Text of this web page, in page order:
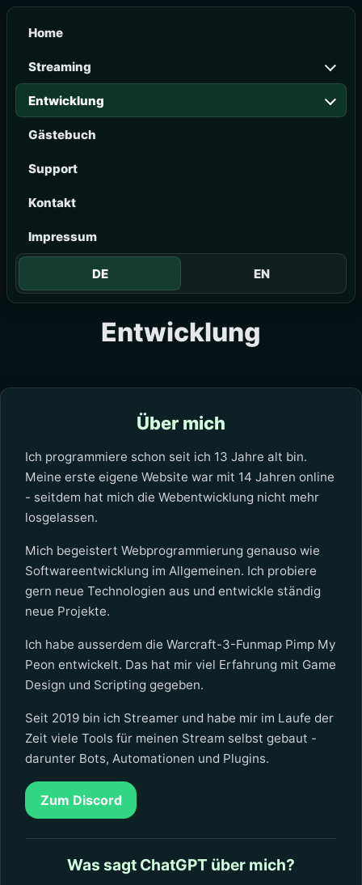
Home
Streaming
Entwicklung
Gästebuch
Support
Kontakt
Impressum
DE EN
Entwicklung
Über mich
Ich programmiere schon seit ich 13 Jahre alt bin.
Meine erste eigene Website war mit 14 Jahren online
- seitdem hat mich die Webentwicklung nicht mehr
losgelassen.
Mich begeistert Webprogrammierung genauso wie
Softwareentwicklung im Allgemeinen. Ich probiere
gern neue Technologien aus und entwickle ständig
neue Projekte.
Ich habe ausserdem die Warcraft-3-Funmap Pimp My
Peon entwickelt. Das hat mir viel Erfahrung mit Game
Design und Scripting gegeben.
Seit 2019 bin ich Streamer und habe mir im Laufe der
Zeit viele Tools für meinen Stream selbst gebaut -
darunter Bots, Automationen und Plugins.
Zum Discord
Was sagt ChatGPT über mich?